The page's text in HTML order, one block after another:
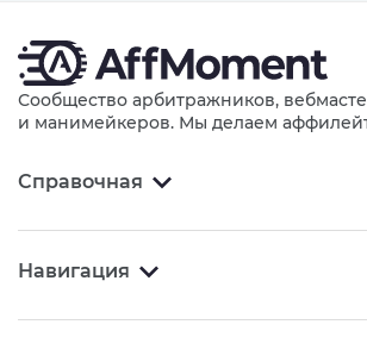
Сообщество арбитражников,
и манимейкеров. Мы делаем
Справочная
Навигация